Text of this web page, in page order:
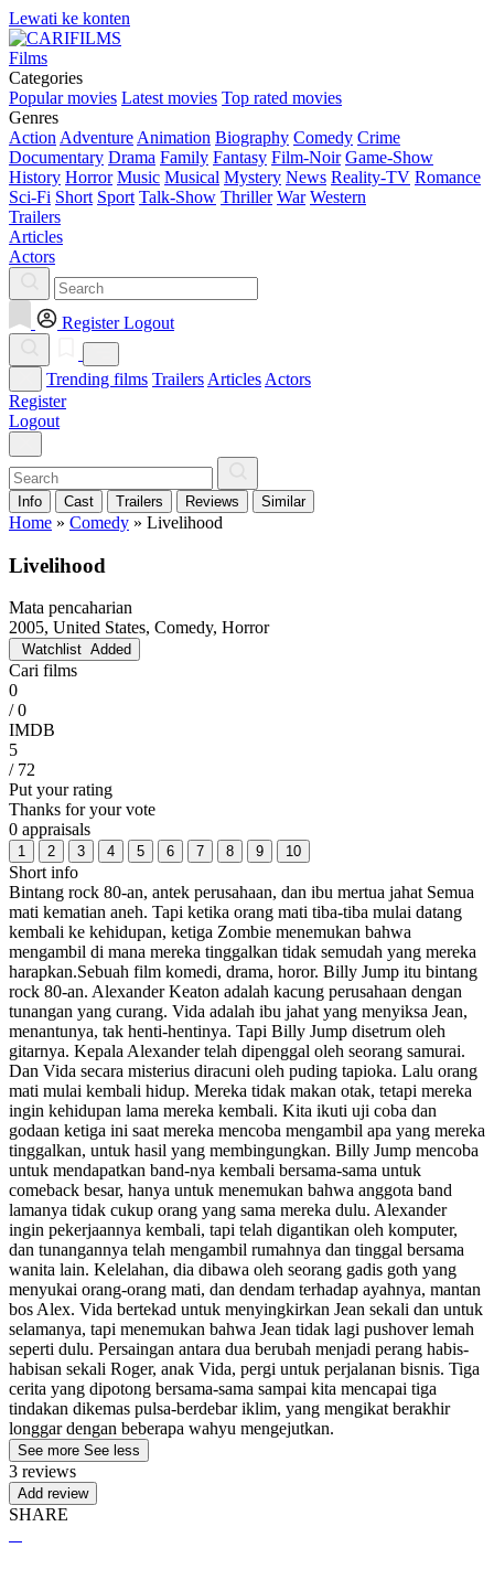
Lewati ke konten
Films
Categories
Popular movies Latest movies Top rated movies
Genres
Action Adventure Animation Biography Comedy Crime
Documentary Drama Family Fantasy Film-Noir Game-Show
History Horror Music Musical Mystery News Reality-TV Romance
Sci-Fi Short Sport Talk-Show Thriller War Western
Trailers
Articles
Actors
Register Logout
Trending films Trailers Articles Actors
Register
Logout
Info Cast Trailers Reviews Similar
Home » Comedy » Livelihood
Livelihood
Mata pencaharian
2005, United States, Comedy, Horror
Watchlist Added
Cari films
0
/ 0
IMDB
5
/ 72
Put your rating
Thanks for your vote
0 appraisals
1 2 3 4 5 6 7 8 9 10
Short info
Bintang rock 80-an, antek perusahaan, dan ibu mertua jahat Semua
mati kematian aneh. Tapi ketika orang mati tiba-tiba mulai datang
kembali ke kehidupan, ketiga Zombie menemukan bahwa
mengambil di mana mereka tinggalkan tidak semudah yang mereka
harapkan.Sebuah film komedi, drama, horor. Billy Jump itu bintang
rock 80-an. Alexander Keaton adalah kacung perusahaan dengan
tunangan yang curang. Vida adalah ibu jahat yang menyiksa Jean,
menantunya, tak henti-hentinya. Tapi Billy Jump disetrum oleh
gitarnya. Kepala Alexander telah dipenggal oleh seorang samurai.
Dan Vida secara misterius diracuni oleh puding tapioka. Lalu orang
mati mulai kembali hidup. Mereka tidak makan otak, tetapi mereka
ingin kehidupan lama mereka kembali. Kita ikuti uji coba dan
godaan ketiga ini saat mereka mencoba mengambil apa yang mereka
tinggalkan, untuk hasil yang membingungkan. Billy Jump mencoba
untuk mendapatkan band-nya kembali bersama-sama untuk
comeback besar, hanya untuk menemukan bahwa anggota band
lamanya tidak cukup orang yang sama mereka dulu. Alexander
ingin pekerjaannya kembali, tapi telah digantikan oleh komputer,
dan tunangannya telah mengambil rumahnya dan tinggal bersama
wanita lain. Kelelahan, dia dibawa oleh seorang gadis goth yang
menyukai orang-orang mati, dan dendam terhadap ayahnya, mantan
bos Alex. Vida bertekad untuk menyingkirkan Jean sekali dan untuk
selamanya, tapi menemukan bahwa Jean tidak lagi pushover lemah
seperti dulu. Persaingan antara dua berubah menjadi perang habis-
habisan sekali Roger, anak Vida, pergi untuk perjalanan bisnis. Tiga
cerita yang dipotong bersama-sama sampai kita mencapai tiga
tindakan dikemas pulsa-berdebar iklim, yang mengikat berakhir
longgar dengan beberapa wahyu mengejutkan.
See more See less
3 reviews
Add review
SHARE